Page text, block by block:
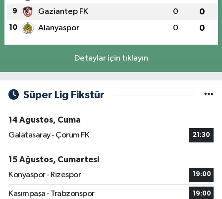
9 Gaziantep FK 0 0
10 Alanyaspor 0 0
Detaylar için tıklayın
Süper Lig Fikstür
14 Ağustos, Cuma
Galatasaray - Çorum FK
21:30
15 Ağustos, Cumartesi
Konyaspor - Rizespor
19:00
Kasımpaşa - Trabzonspor 19:00